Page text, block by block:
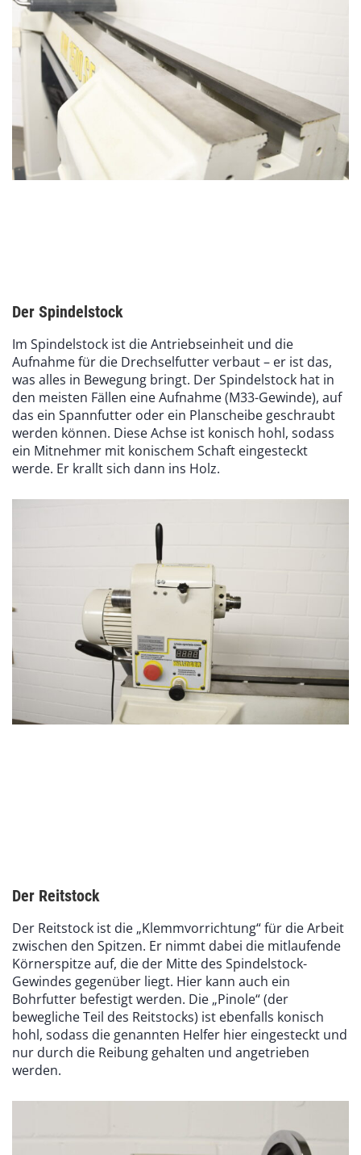
Der Spindelstock
Im Spindelstock ist die Antriebseinheit und die
Aufnahme für die Drechselfutter verbaut – er ist das,
was alles in Bewegung bringt. Der Spindelstock hat in
den meisten Fällen eine Aufnahme (M33-Gewinde), auf
das ein Spannfutter oder ein Planscheibe geschraubt
werden können. Diese Achse ist konisch hohl, sodass
ein Mitnehmer mit konischem Schaft eingesteckt
werde. Er krallt sich dann ins Holz.
Der Reitstock
Der Reitstock ist die „Klemmvorrichtung“ für die Arbeit
zwischen den Spitzen. Er nimmt dabei die mitlaufende
Körnerspitze auf, die der Mitte des Spindelstock-
Gewindes gegenüber liegt. Hier kann auch ein
Bohrfutter befestigt werden. Die „Pinole“ (der
bewegliche Teil des Reitstocks) ist ebenfalls konisch
hohl, sodass die genannten Helfer hier eingesteckt und
nur durch die Reibung gehalten und angetrieben
werden.